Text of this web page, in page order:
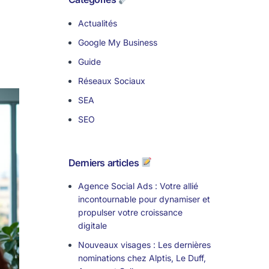
de votre visibilité en ligne
de votre visibilité en ligne
Actualités
Google My Business
Guide
Réseaux Sociaux
SEA
SEO
Derniers articles
Agence Social Ads : Votre allié
incontournable pour dynamiser et
propulser votre croissance
digitale
Nouveaux visages : Les dernières
nominations chez Alptis, Le Duff,